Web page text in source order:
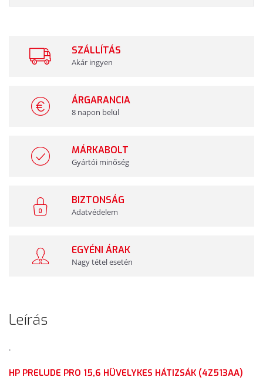
SZÁLLÍTÁS
Akár ingyen
ÁRGARANCIA
8 napon belül
MÁRKABOLT
Gyártói minőség
BIZTONSÁG
Adatvédelem
EGYÉNI ÁRAK
Nagy tétel esetén
Leírás
.
HP PRELUDE PRO 15,6 HÜVELYKES HÁTIZSÁK (4Z513AA)